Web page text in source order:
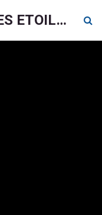
LE CRAYON DANS LES ETOILES